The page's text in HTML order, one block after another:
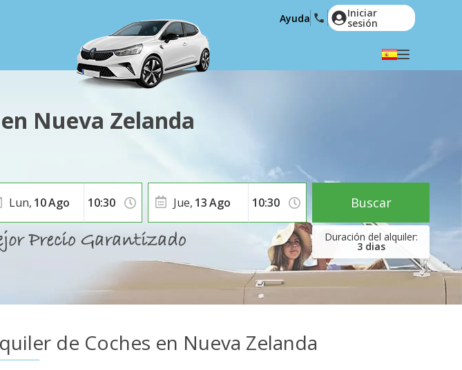
English (US)
Polski
Română
Ελληνικά
Hrvatski
العربية
Ayuda Iniciar
sesión
Nueva Zelanda
Lun, 10Ago
3 dias
Jue, 13Ago Buscar
de Coches en Nueva Zelanda